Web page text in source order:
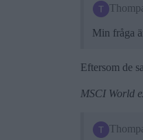
Min fråga
Eftersom de
MSCI World